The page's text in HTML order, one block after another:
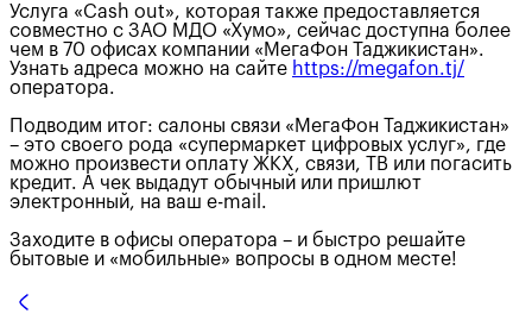
Услуга «Cash out», которая также предоставляется
совместно с ЗАО МДО «Хумо», сейчас доступна более
чем в 70 офисах компании «МегаФон Таджикистан».
Узнать адреса можно на сайте https://megafon.tj/
оператора.
Подводим итог: салоны связи «МегаФон Таджикистан»
– это своего рода «супермаркет цифровых услуг», где
можно произвести оплату ЖКХ, связи, ТВ или погасить
кредит. А чек выдадут обычный или пришлют
электронный, на ваш e-mail.
Заходите в офисы оператора – и быстро решайте
бытовые и «мобильные» вопросы в одном месте!